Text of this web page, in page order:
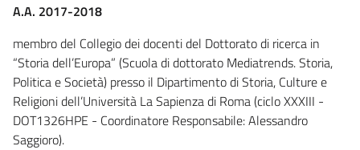
A.A. 2017-2018
membro del Collegio dei docenti del Dottorato di ricerca in
“Storia dell’Europa” (Scuola di dottorato Mediatrends. Storia,
Politica e Società) presso il Dipartimento di Storia, Culture e
Religioni dell’Università La Sapienza di Roma (ciclo XXXIII -
DOT1326HPE - Coordinatore Responsabile: Alessandro
Saggioro).